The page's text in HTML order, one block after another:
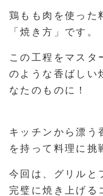
鶏もも肉を使った
「焼き方」です。
この工程をマスタ
のような香ばしい
なたのものに！
キッチンから漂う
を持って料理に挑
今回は、グリルと
完璧に焼き上げる